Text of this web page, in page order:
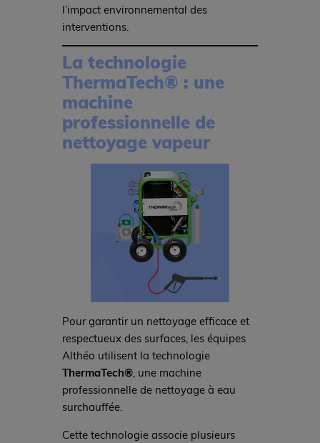
l’impact environnemental des
interventions.
La technologie
ThermaTech® : une
machine
professionnelle de
nettoyage vapeur
Pour garantir un nettoyage efficace et
respectueux des surfaces, les équipes
Althéo utilisent la technologie
ThermaTech®, une machine
professionnelle de nettoyage à eau
surchauffée.
Cette technologie associe plusieurs